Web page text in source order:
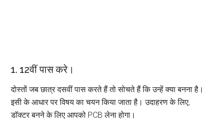
1. 12वीं पास करे।
दोस्तों जब छात्र दसवीं पास करते हैं तो सोचते हैं कि उन्हें क्या बनना है।
इसी के आधार पर विषय का चयन किया जाता है। उदाहरण के लिए,
डॉक्टर बनने के लिए आपको PCB लेना होगा।